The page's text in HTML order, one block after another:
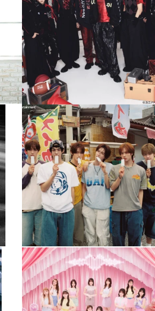
8月 4
4 0
musicjapantv
💡8月特番放送決定！
...
8月 4
5 0
musicjapantv
💡8月特番放送決定！
...
8月 4
1 0